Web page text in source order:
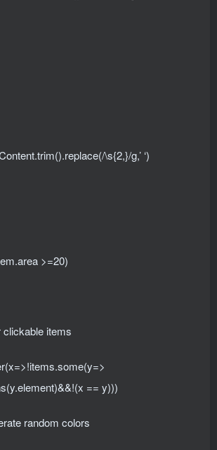
\s{2,}/g,’ ‘)
>=20)
items
== y)))
random colors